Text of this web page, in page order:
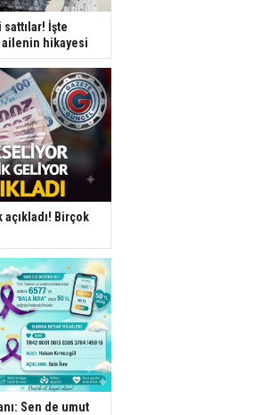
İşte
ailenin hikayesi
Birçok
Sen de umut